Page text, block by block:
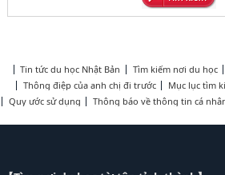
Tin tức du học Nhật Bản Tìm kiếm nơi du học
Thông điệp của anh chị đi trước
Mục lục tìm
Quy ước sử dụng
Thông báo về thông tin cá